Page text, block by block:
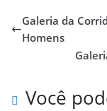
Galeria da
Homens
Você